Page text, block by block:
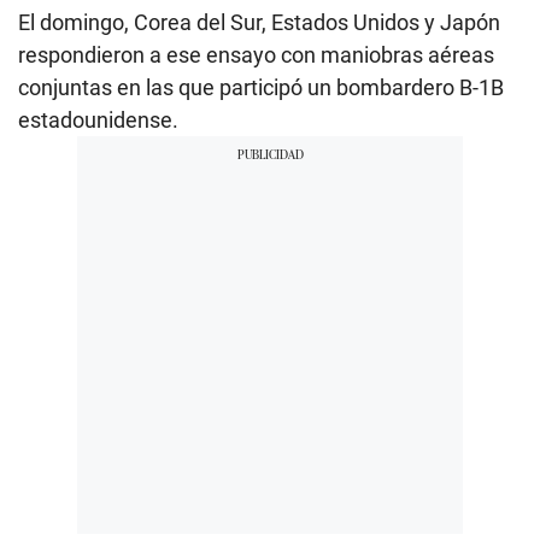
El domingo, Corea del Sur, Estados Unidos y Japón
respondieron a ese ensayo con maniobras aéreas
conjuntas en las que participó un bombardero B-1B
estadounidense.